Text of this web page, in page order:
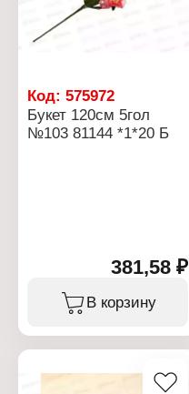
Код: 575972
Букет 120см 5гол
№103 81144 *1*20 Б
381,58 ₽
В корзину